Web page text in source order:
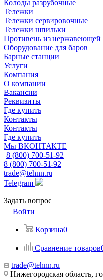
Колоды разрубочные
Тележки
Тележки сервировочные
Тележки шпильки
Противень из нержавеющей
Оборудование для баров
Барные станции
Услуги
Компания
О компании
Вакансии
Реквизиты
Где купить
Контакты
Контакты
Где купить
Мы ВКОНТАКТЕ
8 (800) 700-51-92
8 (800) 700-51-92
trade@tehnn.ru
Telegram
Задать вопрос
Войти
Корзина0
Сравнение товаров
trade@tehnn.ru
Нижегородская область,